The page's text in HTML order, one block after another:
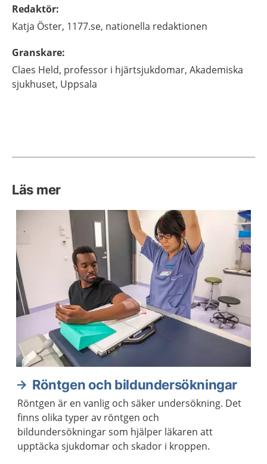
Redaktör:
Katja Öster, 1177.se, nationella redaktionen
Granskare:
Claes Held, professor i hjärtsjukdomar, Akademiska
sjukhuset, Uppsala
Läs mer
Röntgen och bildundersökningar
Röntgen är en vanlig och säker undersökning. Det
finns olika typer av röntgen och
bildundersökningar som hjälper läkaren att
upptäcka sjukdomar och skador i kroppen.